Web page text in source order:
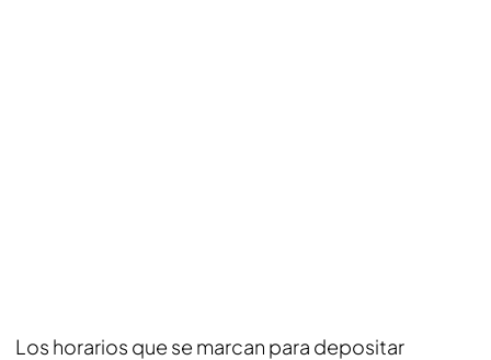
Los horarios que se marcan para depositar